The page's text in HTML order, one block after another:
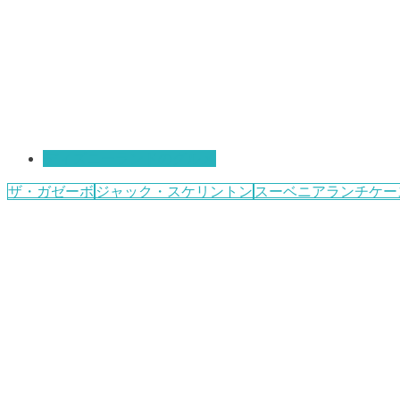
ザ・ガゼーボ ジャック・スケリントン スーベニアランチケー